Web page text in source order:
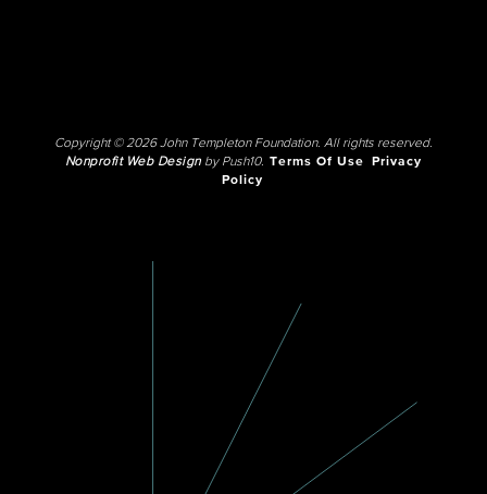
Copyright © 2026 John Templeton Foundation. All rights reserved.
Nonprofit Web Designby Push10. Terms Of Use
Privacy
Policy